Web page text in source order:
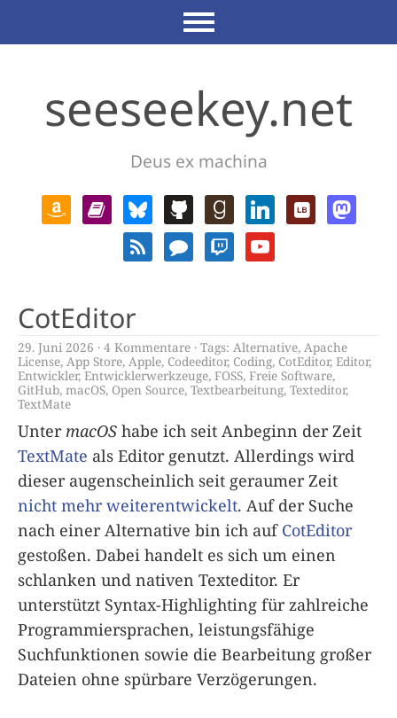
seeseekey.net
Deus ex machina
CotEditor
29. Juni 2026 4 Kommentare Tags: Alternative, Apache
License, App Store, Apple, Codeeditor, Coding, CotEditor, Editor,
Entwickler,Entwicklerwerkzeuge, FOSS, Freie Software,
GitHub, macOS, Open Source, Textbearbeitung, Texteditor,
TextMate
Unter macOS habe ich seit Anbeginn der Zeit
TextMate als Editor genutzt. Allerdings wird
dieser augenscheinlich seit geraumer Zeit
nicht mehr weiterentwickelt. Auf der Suche
nach einer Alternative bin ich auf CotEditor
gestoßen. Dabei handelt es sich um einen
schlanken und nativen Texteditor. Er
unterstützt Syntax-Highlighting für zahlreiche
Programmiersprachen, leistungsfähige
Suchfunktionen sowie die Bearbeitung großer
Dateien ohne spürbare Verzögerungen.